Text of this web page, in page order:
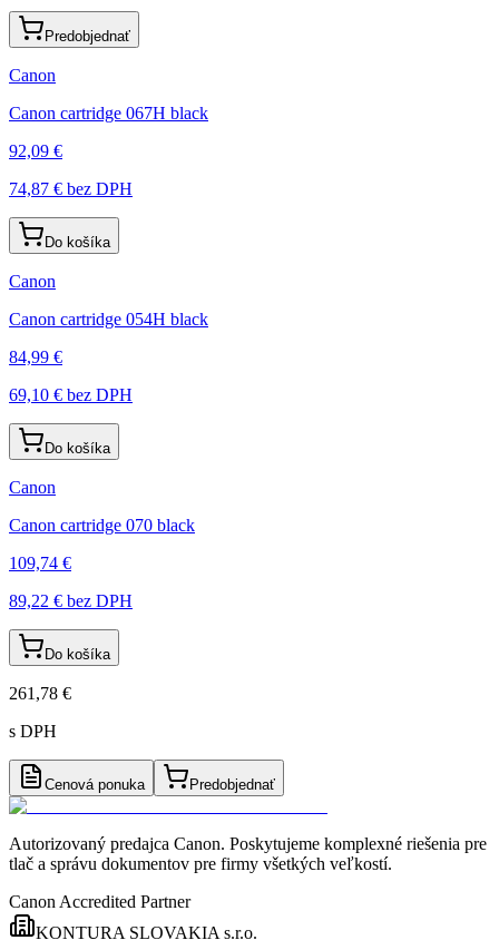
Predobjednať
Canon
Canon cartridge 067H black
92,09 €
74,87 € bez DPH
Do košíka
Canon
Canon cartridge 054H black
84,99 €
69,10 € bez DPH
Do košíka
Canon
Canon cartridge 070 black
109,74 €
89,22 € bez DPH
Do košíka
261,78 €
s DPH
Cenová ponuka Predobjednať
Autorizovaný predajca Canon. Poskytujeme komplexné riešenia pre
tlač a správu dokumentov pre firmy všetkých veľkostí.
Canon Accredited Partner
KONTURA SLOVAKIA s.r.o.